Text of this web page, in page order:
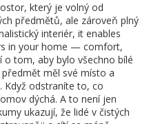
který je volný od
předmětů, ale zároveň plný
interiér, it enables
in your home — comfort,
o tom, aby bylo všechno bílé
měl své místo a
Když odstraníte to, co
dýchá. A to není jen
ukazují, že lidé v čistých